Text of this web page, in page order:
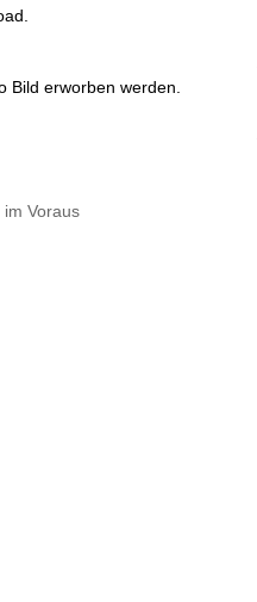
Bild erworben werden.
im Voraus